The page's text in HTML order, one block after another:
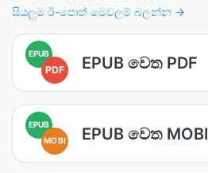
සියලුම ඊ-පොත් මෙවලම් බලන්න →
EPUB
PDF EPUB වෙත PDF
EPUB
MOBI
EPUB වෙත MOBI